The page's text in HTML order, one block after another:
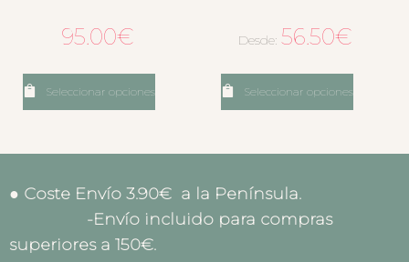
95.00€
Seleccionar opciones
Desde:56.50€
Seleccionar opciones
● Coste Envío 3.90€ a la Península.
-Envío incluido para compras
superiores a 150€.